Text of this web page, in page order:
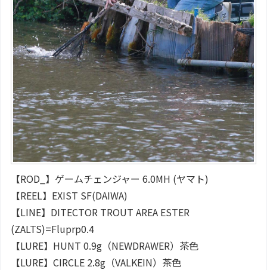
【ROD_】ゲームチェンジャー 6.0MH (ヤマト)
【REEL】EXIST SF(DAIWA)
【LINE】DITECTOR TROUT AREA ESTER
(ZALTS)=Fluprp0.4
【LURE】HUNT 0.9g（NEWDRAWER）茶色
【LURE】CIRCLE 2.8g（VALKEIN）茶色